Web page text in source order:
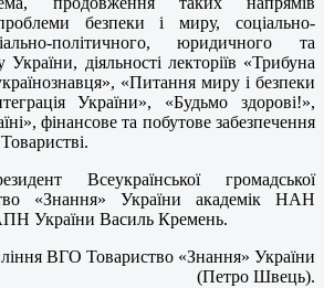
безпеки і миру, соціально-
політичного, юридичного та
України, діяльності лекторіїв «Трибуна
«Питання миру і безпеки
України», «Будьмо здорові!»,
фінансове та побутове забезпечення
Всеукраїнської громадської
«Знання» України академік НАН
України Василь Кремень.
ВГО Товариство «Знання» України
(Петро Швець).